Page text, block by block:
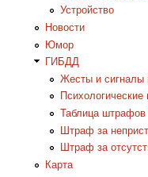
Устройство
Новости
Юмор
ГИБДД
Жесты и сигналы
Таблица
Штраф за
Штраф за
Карта